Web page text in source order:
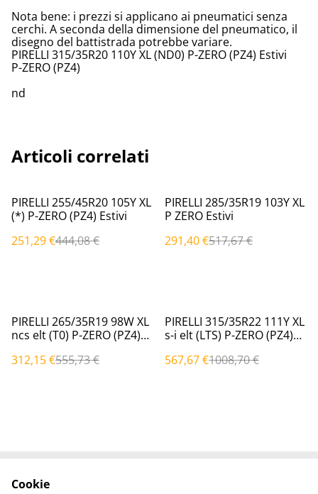
Nota bene: i prezzi si applicano ai pneumatici senza
cerchi. A seconda della dimensione del pneumatico, il
disegno del battistrada potrebbe variare.
PIRELLI 315/35R20 110Y XL (ND0) P-ZERO (PZ4) Estivi
P-ZERO (PZ4)
nd
Articoli correlati
%
PIRELLI 255/45R20 105Y XL
(*) P-ZERO (PZ4) Estivi
251,29 €444,08 €
%
PIRELLI 285/35R19 103Y XL
P ZERO Estivi
291,40 €517,67 €
%
PIRELLI 265/35R19 98W XL
ncs elt (T0) P-ZERO (PZ4)
312,15 €555,73 €
%
PIRELLI 315/35R22 111Y XL
s-i elt (LTS) P-ZERO (PZ4)
567,67 €1008,70 €
Cookie